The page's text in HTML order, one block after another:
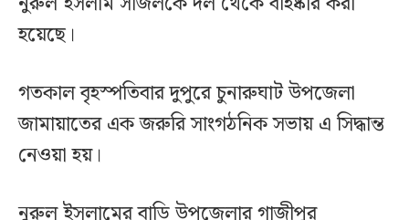
হয়েছে।
গতকাল বৃহস্পতিবার দুপুরে চুনারুঘাট উপজেলা
জামায়াতের এক জরুরি সাংগঠনিক সভায় এ সিদ্ধান্ত
নেওয়া হয়।